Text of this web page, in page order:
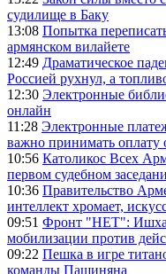
судилище в Баку
13:08 Попытка
армянском вилайете
12:49 Драматическое
Россией рухнул, а
12:30 Электронные
онлайн
11:28 Электронные
важно принимать оплату
10:56 Католикос Всех
первом судебном
10:36 Правительство
интеллект хромает,
09:51 Фронт "НЕТ": Ишхан
мобилизации против
09:22 Пешка в игре
команды Пашиняна